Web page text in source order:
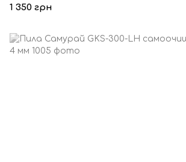
1 350 грн